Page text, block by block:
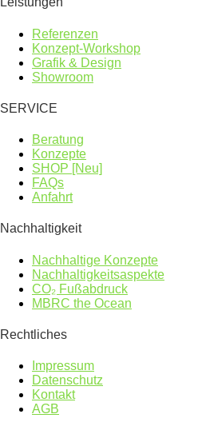
Referenzen
Konzept-Workshop
Grafik & Design
Showroom
SERVICE
Beratung
Konzepte
SHOP [Neu]
FAQs
Anfahrt
Nachhaltigkeit
Nachhaltige Konzepte
Nachhaltigkeitsaspekte
CO₂ Fußabdruck
MBRC the Ocean
Rechtliches
Impressum
Datenschutz
Kontakt
AGB